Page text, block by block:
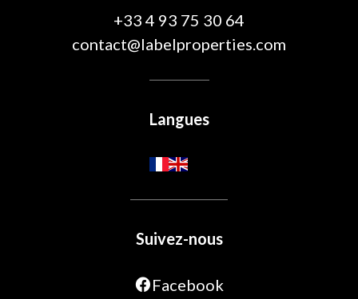
+33 4 93 75 30 64
contact@labelproperties.com
Langues
Suivez-nous
Facebook